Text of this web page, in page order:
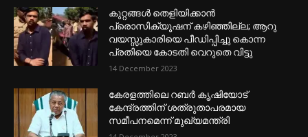
കുറ്റങ്ങൾ തെളിയിക്കാൻ
പ്രൊസിക്യൂഷന് കഴിഞ്ഞില്ല; ആറു
വയസ്സുകാരിയെ പീഡിപ്പിച്ചു കൊന്ന
പ്രതിയെ കോടതി വെറുതെ വിട്ടു
14 December 2023
കേരളത്തിലെ റബർ കൃഷിയോട്
കേന്ദ്രത്തിന് ശത്രുതാപരമായ
സമീപനമെന്ന് മുഖ്യമന്ത്രി